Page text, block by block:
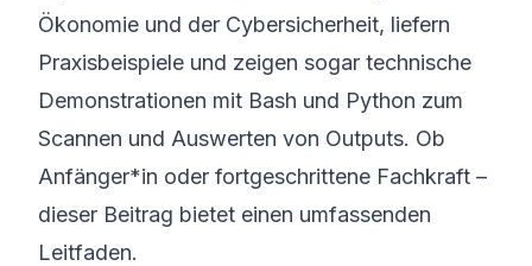
Ökonomie und der Cybersicherheit, liefern
Praxisbeispiele und zeigen sogar technische
Demonstrationen mit Bash und Python zum
Scannen und Auswerten von Outputs. Ob
Anfänger*in oder fortgeschrittene Fachkraft –
dieser Beitrag bietet einen umfassenden
Leitfaden.